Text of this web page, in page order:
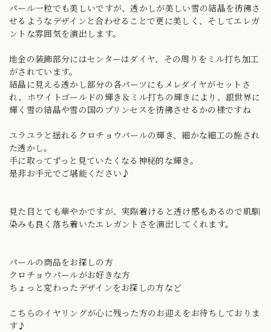
パール一粒でも美しいですが、透かしが美しい雪の結晶を彷彿さ
せるようなデザインと合わせることで更に美しく、そしてエレガ
ントな雰囲気を演出します。
地金の装飾部分にはセンターはダイヤ、その周りをミル打ち加工
がされています。
結晶に見える透かし部分の各パーツにもメレダイヤがセットさ
れ、ホワイトゴールドの輝き＆ミル打ちの輝きにより、銀世界に
輝く雪の結晶や雪の国のプリンセスを彷彿させるかの様ですね
ユラユラと揺れるクロチョウパールの輝き、細かな細工の施され
た透かし。
手に取ってずっと見ていたくなる神秘的な輝き。
是非お手元でご堪能ください♪
見た目とても華やかですが、実際着けると透け感もあるので肌馴
染みも良く落ち着いたエレガントさを演出してくれます。
パールの商品をお探しの方
クロチョウパールがお好きな方
ちょっと変わったデザインをお探しの方など
こちらのイヤリングが心に残った方のお迎えをお待ちしておりま
す♪